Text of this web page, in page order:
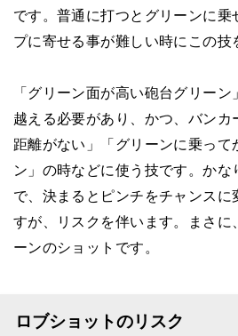
です。普通に打つとグリーンに乗
プに寄せる事が難しい時にこの技
「グリーン面が高い砲台グリー
越える必要があり、かつ、バン
距離がない」「グリーンに乗って
ン」の時などに使う技です。か
で、決まるとピンチをチャンス
すが、リスクを伴います。まさに
ーンのショットです。
ロブショットのリスク